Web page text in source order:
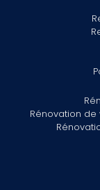
Rénovation